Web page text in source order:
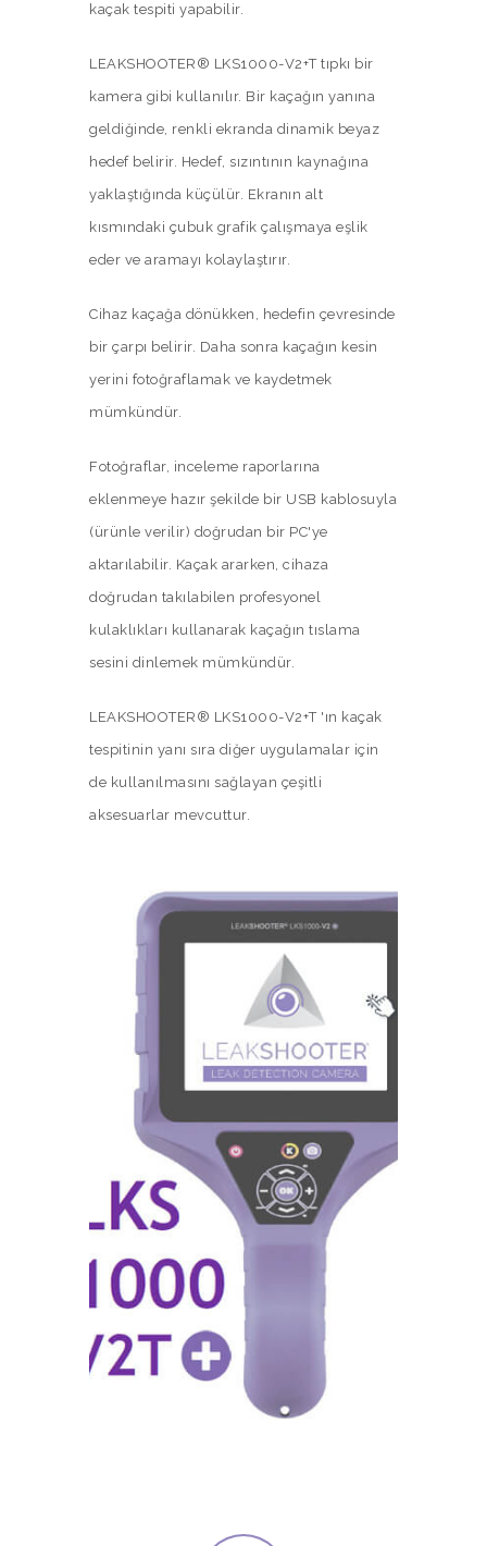
kaçak tespiti yapabilir.
LEAKSHOOTER® LKS1000-V2+T tıpkı bir
kamera gibi kullanılır. Bir kaçağın yanına
geldiğinde, renkli ekranda dinamik beyaz
hedef belirir. Hedef, sızıntının kaynağına
yaklaştığında küçülür. Ekranın alt
kısmındaki çubuk grafik çalışmaya eşlik
eder ve aramayı kolaylaştırır.
Cihaz kaçağa dönükken, hedefin çevresinde
bir çarpı belirir. Daha sonra kaçağın kesin
yerini fotoğraflamak ve kaydetmek
mümkündür.
Fotoğraflar, inceleme raporlarına
eklenmeye hazır şekilde bir USB kablosuyla
(ürünle verilir) doğrudan bir PC'ye
aktarılabilir. Kaçak ararken, cihaza
doğrudan takılabilen profesyonel
kulaklıkları kullanarak kaçağın tıslama
sesini dinlemek mümkündür.
LEAKSHOOTER® LKS1000-V2+T 'ın kaçak
tespitinin yanı sıra diğer uygulamalar için
de kullanılmasını sağlayan çeşitli
aksesuarlar mevcuttur.